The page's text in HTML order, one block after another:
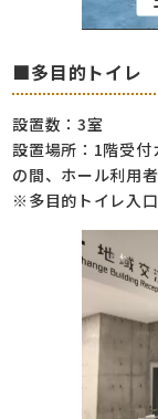
■多目的トイレ
設置数：3室
設置場所：1階受付
の間、ホール利用
※多目的トイレ入